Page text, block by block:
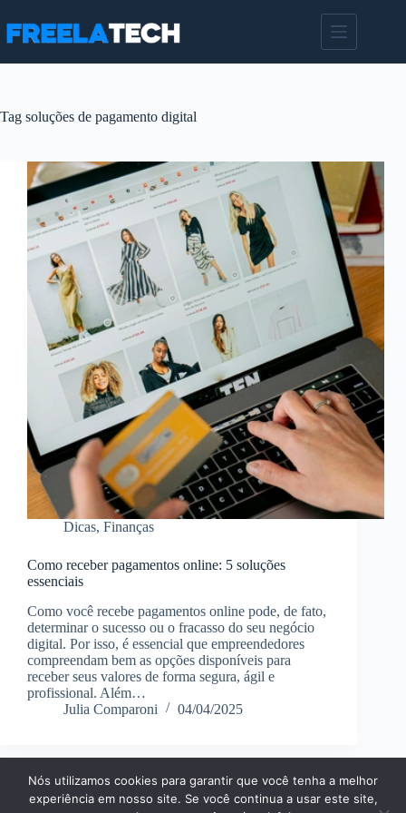
para
Tag soluções de pagamento digital
Dicas, Finanças
Como receber pagamentos online: 5 soluções
essenciais
Como você recebe pagamentos online pode, de fato,
determinar o sucesso ou o fracasso do seu negócio
digital. Por isso, é essencial que empreendedores
compreendam bem as opções disponíveis para
receber seus valores de forma segura, ágil e
profissional. Além…
Julia Comparoni
04/04/2025
Página Inícial Dicas
Aplicativos
Nós utilizamos cookies para garantir que você tenha a melhor
experiência em nosso site. Se você continua a usar este site,